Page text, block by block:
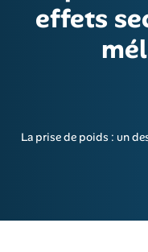
effets
La prise de poids : un